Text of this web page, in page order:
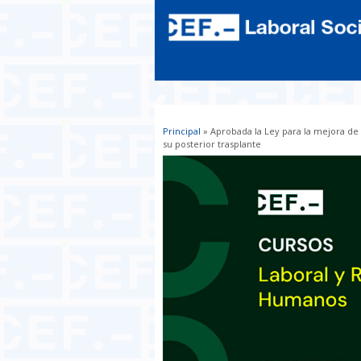
Usted está aquí
Principal » Aprobada la Ley para la mejora
su posterior trasplante